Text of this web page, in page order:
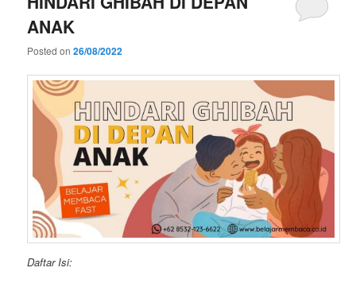
ANAK
Posted on26/08/2022
Daftar Isi: